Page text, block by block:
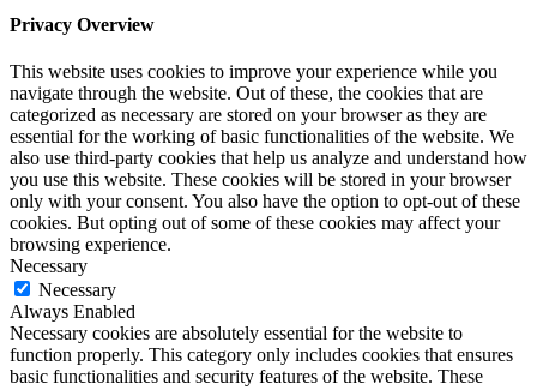
Privacy Overview
This website uses cookies to improve your experience while you
navigate through the website. Out of these, the cookies that are
categorized as necessary are stored on your browser as they are
essential for the working of basic functionalities of the website. We
also use third-party cookies that help us analyze and understand how
you use this website. These cookies will be stored in your browser
only with your consent. You also have the option to opt-out of these
cookies. But opting out of some of these cookies may affect your
browsing experience.
Necessary
Necessary
Always Enabled
Necessary cookies are absolutely essential for the website to
function properly. This category only includes cookies that ensures
basic functionalities and security features of the website. These